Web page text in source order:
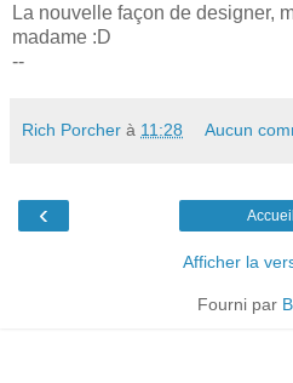
La nouvelle façon de designer,
madame :D
--
Rich Porcher à 11:28 Aucun
‹ Accueil
Afficher la
Fourni par